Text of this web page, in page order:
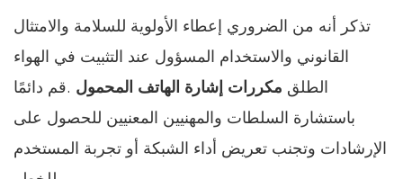
تذكر أنه من الضروري إعطاء الأولوية للسلامة والامتثال
القانوني والاستخدام المسؤول عند التثبيت في الهواء
الطلق مكررات إشارة الهاتف المحمول .قم دائمًا
باستشارة السلطات والمهنيين المعنيين للحصول على
الإرشادات وتجنب تعريض أداء الشبكة أو تجربة المستخدم